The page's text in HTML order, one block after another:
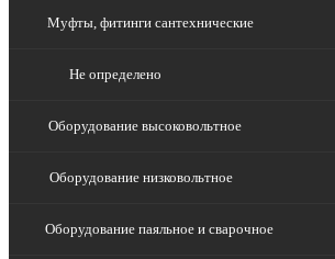
Муфты, фитинги сантехнические
Не определено
Оборудование высоковольтное
Оборудование низковольтное
Оборудование паяльное и сварочное